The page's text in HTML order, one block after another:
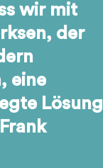
wir mit
der
eine
Lösung